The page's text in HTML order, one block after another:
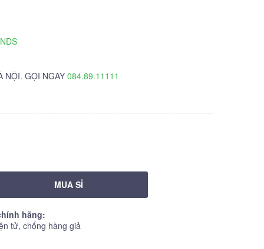
NỘI. GỌI NGAY 084.89.11111
MUA SỈ
hãng:
tử, chống hàng giả